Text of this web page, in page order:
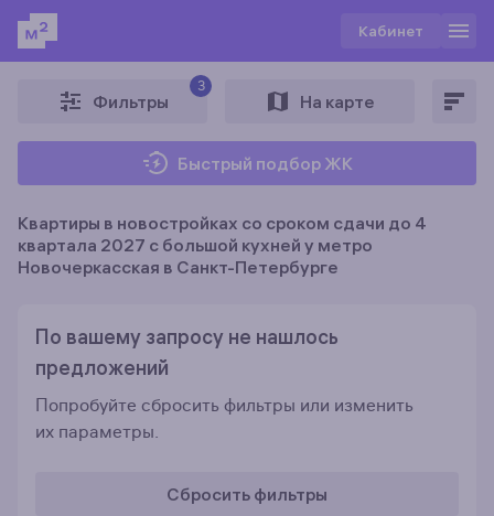
Кабинет
Фильтры
3
На карте
Быстрый подбор ЖК
Квартиры в новостройках со сроком сдачи до 4
квартала 2027 c большой кухней у метро
Новочеркасская в Санкт-Петербурге
По вашему запросу не нашлось
предложений
Попробуйте сбросить фильтры или изменить
их параметры.
Сбросить фильтры